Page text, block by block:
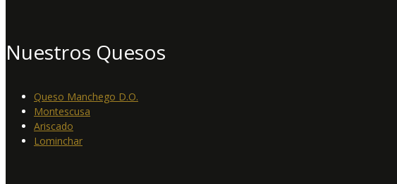
Nuestros Quesos
Queso Manchego D.O.
Montescusa
Ariscado
Lominchar